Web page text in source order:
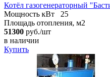
Котёл газогенераторный
Мощность кВт
25
Площадь отопления, м2
51300 руб./шт
в наличии
Купить